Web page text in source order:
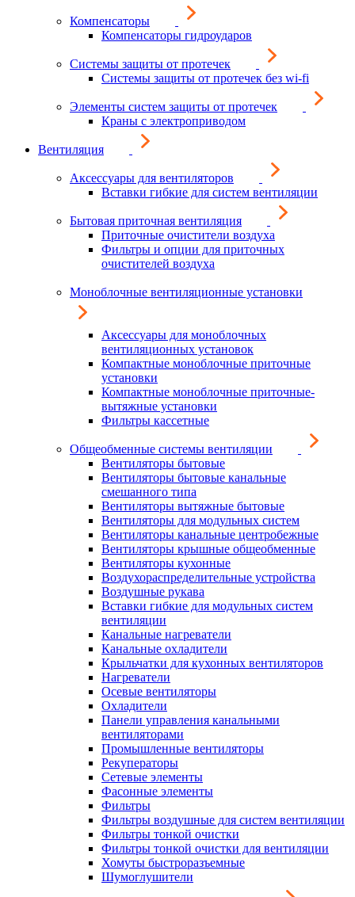
Компенсаторы
Компенсаторы гидроударов
Системы защиты от протечек
Системы защиты от протечек без wi-fi
Элементы систем защиты от протечек
Краны с электроприводом
Вентиляция
Аксессуары для вентиляторов
Вставки гибкие для систем вентиляции
Бытовая приточная вентиляция
Приточные очистители воздуха
Фильтры и опции для приточных
очистителей воздуха
Моноблочные вентиляционные установки
Аксессуары для моноблочных
вентиляционных установок
Компактные моноблочные приточные
установки
Компактные моноблочные приточные-
вытяжные установки
Фильтры кассетные
Общеобменные системы вентиляции
Вентиляторы бытовые
Вентиляторы бытовые канальные
смешанного типа
Вентиляторы вытяжные бытовые
Вентиляторы для модульных систем
Вентиляторы канальные центробежные
Вентиляторы крышные общеобменные
Вентиляторы кухонные
Воздухораспределительные устройства
Воздушные рукава
Вставки гибкие для модульных систем
вентиляции
Канальные нагреватели
Канальные охладители
Крыльчатки для кухонных вентиляторов
Нагреватели
Осевые вентиляторы
Охладители
Панели управления канальными
вентиляторами
Промышленные вентиляторы
Рекуператоры
Сетевые элементы
Фасонные элементы
Фильтры
Фильтры воздушные для систем вентиляции
Фильтры тонкой очистки
Фильтры тонкой очистки для вентиляции
Хомуты быстроразъемные
Шумоглушители